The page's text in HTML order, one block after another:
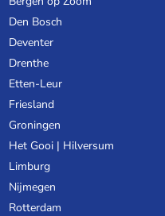
Den Bosch
Deventer
Drenthe
Etten-Leur
Friesland
Groningen
Het Gooi | Hilversum
Limburg
Nijmegen
Rotterdam